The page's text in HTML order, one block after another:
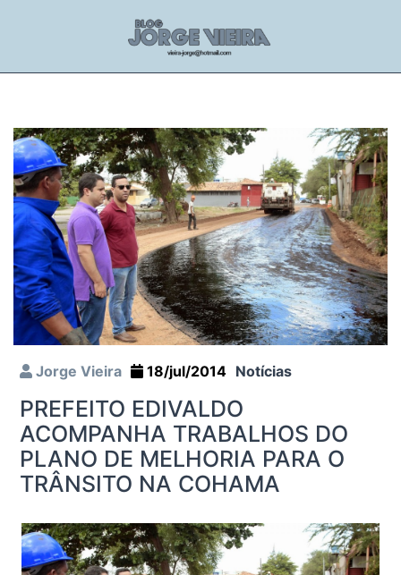
Jorge Vieira 18/jul/2014 Notícias
PREFEITO EDIVALDO
ACOMPANHA TRABALHOS DO
PLANO DE MELHORIA PARA O
TRÂNSITO NA COHAMA